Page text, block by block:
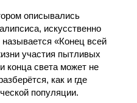
описывались
искусственно
называется «Конец всей
участия пытливых
конца света может не
как и где
популяции.